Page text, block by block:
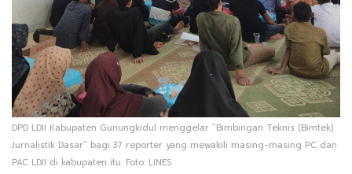
DPD LDII Kabupaten Gunungkidul menggelar “Bimbingan Teknis (Bimtek)
Jurnalistik Dasar” bagi 37 reporter yang mewakili masing-masing PC dan
PAC LDII di kabupaten itu. Foto: LINES